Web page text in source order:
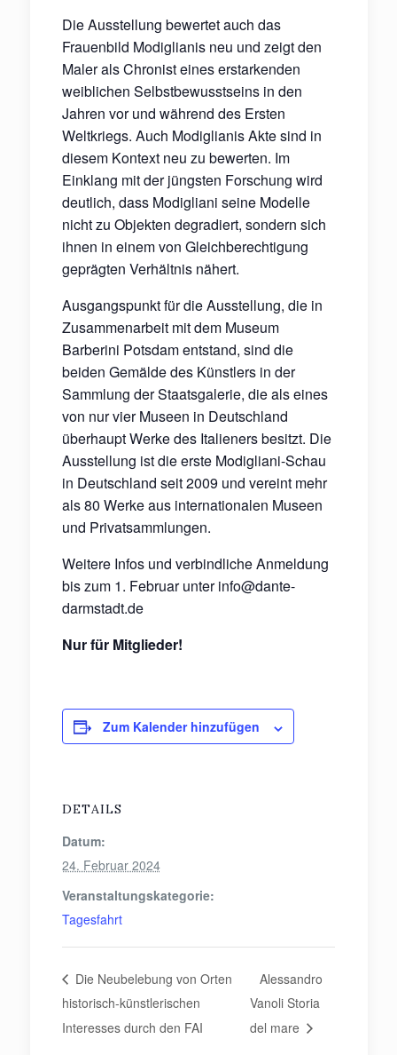
Die Ausstellung bewertet auch das
Frauenbild Modiglianis neu und zeigt den
Maler als Chronist eines erstarkenden
weiblichen Selbstbewusstseins in den
Jahren vor und während des Ersten
Weltkriegs. Auch Modiglianis Akte sind in
diesem Kontext neu zu bewerten. Im
Einklang mit der jüngsten Forschung wird
deutlich, dass Modigliani seine Modelle
nicht zu Objekten degradiert, sondern sich
ihnen in einem von Gleichberechtigung
geprägten Verhältnis nähert.
Ausgangspunkt für die Ausstellung, die in
Zusammenarbeit mit dem Museum
Barberini Potsdam entstand, sind die
beiden Gemälde des Künstlers in der
Sammlung der Staatsgalerie, die als eines
von nur vier Museen in Deutschland
überhaupt Werke des Italieners besitzt. Die
Ausstellung ist die erste Modigliani-Schau
in Deutschland seit 2009 und vereint mehr
als 80 Werke aus internationalen Museen
und Privatsammlungen.
Weitere Infos und verbindliche Anmeldung
bis zum 1. Februar unter info@dante-
darmstadt.de
Nur für Mitglieder!
Zum Kalender hinzufügen
DETAILS
Datum:
24. Februar 2024
Veranstaltungskategorie:
Tagesfahrt
Die Neubelebung von Orten
historisch-künstlerischen
Interesses durch den FAI
Alessandro
Vanoli Storia
del mare